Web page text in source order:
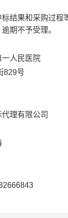
结果和采购过
期不予受理。
一人民医院
829号
理有限公司